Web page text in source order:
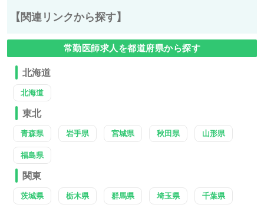
【関連リンクから探す】
常勤医師求人を都道府県から探す
北海道
北海道
東北
青森県 岩手県 宮城県 秋田県 山形県
福島県
関東
茨城県 栃木県 群馬県 埼玉県 千葉県